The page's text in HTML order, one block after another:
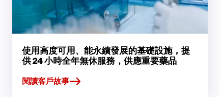
使用高度可用、能永續發展的基礎設施，提
供 24 小時全年無休服務，供應重要藥品
閱讀客戶故事